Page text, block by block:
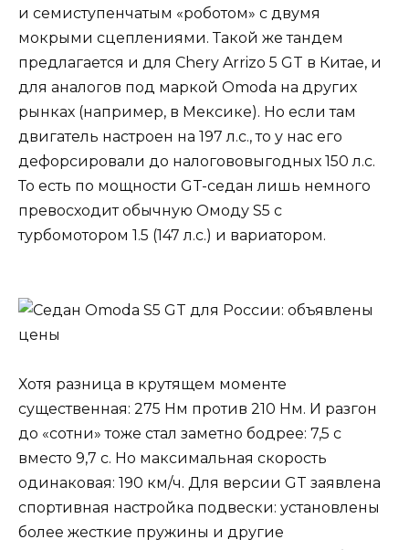
и семиступенчатым «роботом» с двумя
мокрыми сцеплениями. Такой же тандем
предлагается и для Chery Arrizo 5 GT в Китае, и
для аналогов под маркой Omoda на других
рынках (например, в Мексике). Но если там
двигатель настроен на 197 л.с., то у нас его
дефорсировали до налогововыгодных 150 л.с.
То есть по мощности GT-седан лишь немного
превосходит обычную Омоду S5 с
турбомотором 1.5 (147 л.с.) и вариатором.
Хотя разница в крутящем моменте
существенная: 275 Нм против 210 Нм. И разгон
до «сотни» тоже стал заметно бодрее: 7,5 с
вместо 9,7 с. Но максимальная скорость
одинаковая: 190 км/ч. Для версии GT заявлена
спортивная настройка подвески: установлены
более жесткие пружины и другие